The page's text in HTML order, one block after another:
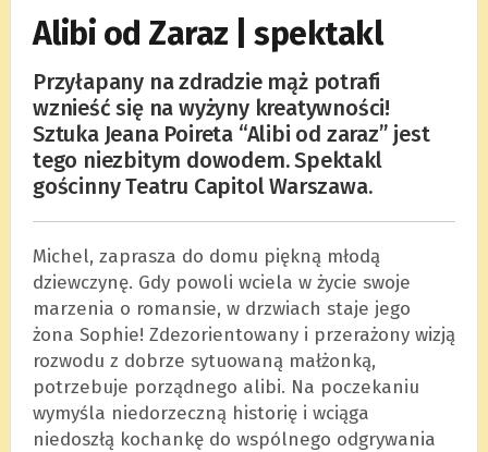
Alibi od Zaraz | spektakl
Przyłapany na zdradzie mąż potrafi
wznieść się na wyżyny kreatywności!
Sztuka Jeana Poireta “Alibi od zaraz” jest
tego niezbitym dowodem. Spektakl
gościnny Teatru Capitol Warszawa.
Michel, zaprasza do domu piękną młodą
dziewczynę. Gdy powoli wciela w życie swoje
marzenia o romansie, w drzwiach staje jego
żona Sophie! Zdezorientowany i przerażony wizją
rozwodu z dobrze sytuowaną małżonką,
potrzebuje porządnego alibi. Na poczekaniu
wymyśla niedorzeczną historię i wciąga
niedoszłą kochankę do wspólnego odgrywania